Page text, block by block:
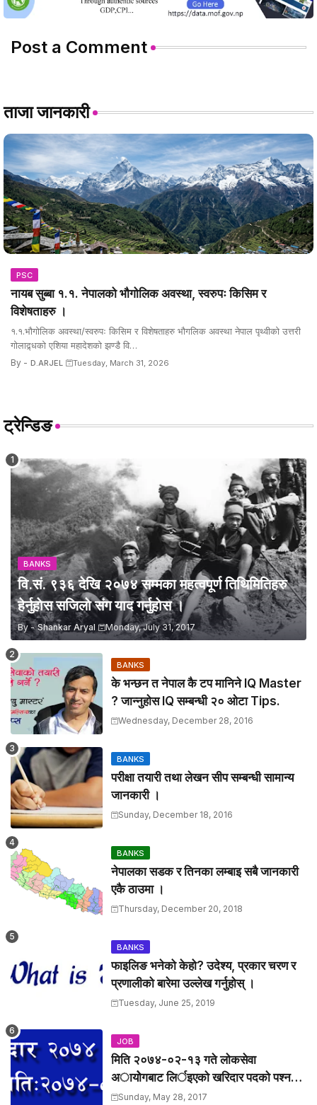
Post a Comment
ताजा जानकारी
PSC
नायब सुब्बा १.१. नेपालको भौगोलिक अवस्था, स्वरुपः किसिम र
विशेषताहरु ।
१.१.भौगोलिक अवस्था/स्वरुपः किसिम र विशेषताहरु भौगलिक अवस्था नेपाल पृथ्वीको उत्तरी
गोलाद्र्धको एशिया महादेशको झण्डै वि…
By - D.ARJEL Tuesday, March 31, 2026
ट्रेन्डिङ
BANKS
वि.सं. ९३६ देखि २०७४ सम्मका महत्वपूर्ण तिथिमितिहरु
हेर्नुहाेस सजिलाे संग याद गर्नुहाेस ।
By - Shankar Aryal Monday, July 31, 2017
BANKS
के भन्छन त नेपाल कै टप मानिने IQ Master
? जान्नुहाेस IQ सम्बन्धी २० ओटा Tips.
Wednesday, December 28, 2016
BANKS
परीक्षा तयारी तथा लेखन सीप सम्बन्धी सामान्य
जानकारी ।
Sunday, December 18, 2016
BANKS
नेपालका सडक र तिनका लम्बाइ सबै जानकारी
एकै ठाउमा ।
Thursday, December 20, 2018
BANKS
फाइलिङ भनेको केहो? उदेश्य, प्रकार चरण र
प्रणालीको बारेमा उल्लेख गर्नुहोस् ।
Tuesday, June 25, 2019
JOB
मिति २०७४-०२-१३ गते लाेकसेवा
अायोेगबाट लिर्इएकाे खरिदार पदकाे पश्न
तथा उत्तरहरु ।
Sunday, May 28, 2017